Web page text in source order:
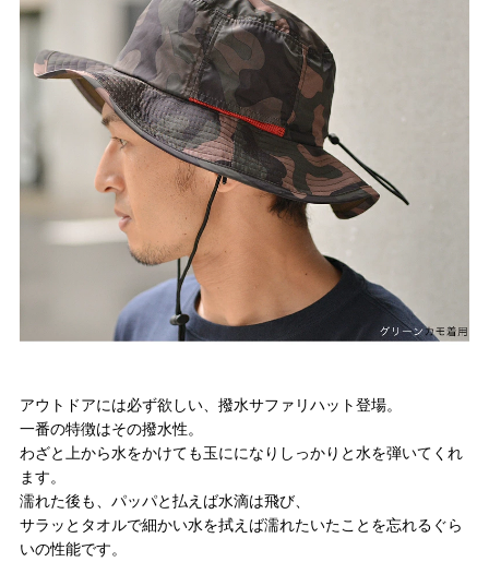
アウトドアには必ず欲しい、撥水サファリハット登場。
一番の特徴はその撥水性。
わざと上から水をかけても玉にになりしっかりと水を弾いてくれ
ます。
濡れた後も、パッパと払えば水滴は飛び、
サラッとタオルで細かい水を拭えば濡れたいたことを忘れるぐら
いの性能です。